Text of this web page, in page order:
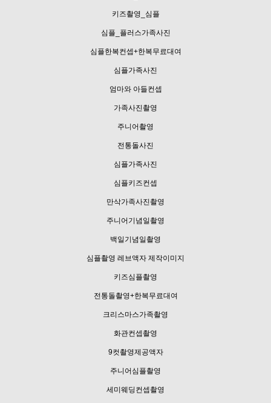
키즈촬영_심플
심플_플러스가족사진
심플한복컨셉+한복무료대여
심플가족사진
엄마와 아들컨셉
가족사진촬영
주니어촬영
전통돌사진
심플가족사진
심플키즈컨셉
만삭가족사진촬영
주니어기념일촬영
백일기념일촬영
심플촬영 레브액자 제작이미지
키즈심플촬영
전통돌촬영+한복무료대여
크리스마스가족촬영
화관컨셉촬영
9컷촬영제공액자
주니어심플촬영
세미웨딩컨셉촬영